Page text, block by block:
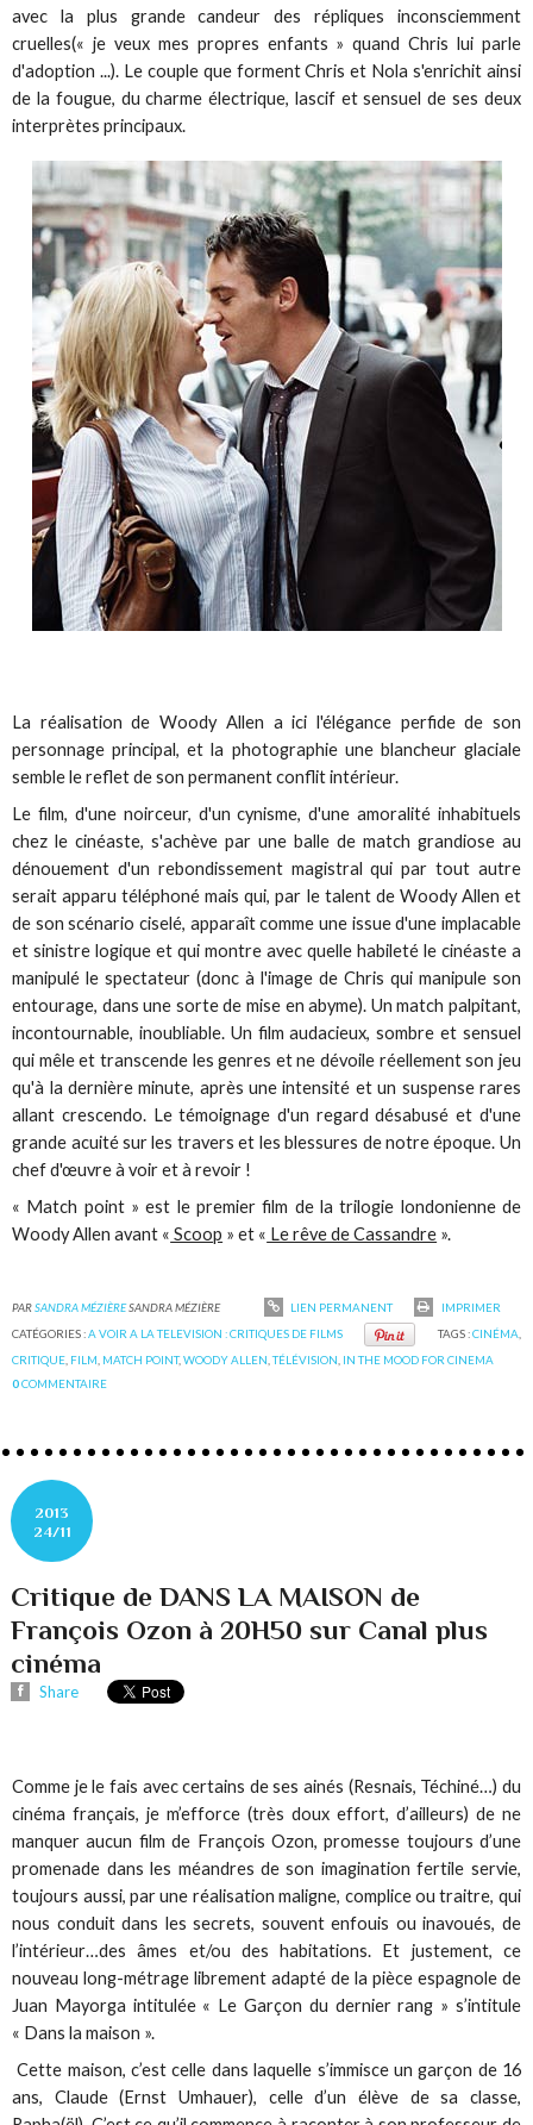
avec la plus grande candeur des répliques inconsciemment
cruelles(« je veux mes propres enfants » quand Chris lui parle
d'adoption ...). Le couple que forment Chris et Nola s'enrichit ainsi
de la fougue, du charme électrique, lascif et sensuel de ses deux
interprètes principaux.
La réalisation de Woody Allen a ici l'élégance perfide de son
personnage principal, et la photographie une blancheur glaciale
semble le reflet de son permanent conflit intérieur.
Le film, d'une noirceur, d'un cynisme, d'une amoralité inhabituels
chez le cinéaste, s'achève par une balle de match grandiose au
dénouement d'un rebondissement magistral qui par tout autre
serait apparu téléphoné mais qui, par le talent de Woody Allen et
de son scénario ciselé, apparaît comme une issue d'une implacable
et sinistre logique et qui montre avec quelle habileté le cinéaste a
manipulé le spectateur (donc à l'image de Chris qui manipule son
entourage, dans une sorte de mise en abyme). Un match palpitant,
incontournable, inoubliable. Un film audacieux, sombre et sensuel
qui mêle et transcende les genres et ne dévoile réellement son jeu
qu'à la dernière minute, après une intensité et un suspense rares
allant crescendo. Le témoignage d'un regard désabusé et d'une
grande acuité sur les travers et les blessures de notre époque. Un
chef d'œuvre à voir et à revoir !
« Match point » est le premier film de la trilogie londonienne de
Woody Allen avant « Scoop » et « Le rêve de Cassandre ».
PARSANDRA MÉZIÈRESANDRA MÉZIÈRE LIEN PERMANENT
IMPRIMER
CATÉGORIES :A VOIR A LA TELEVISION : CRITIQUES DE FILMS TAGS :CINÉMA
CRITIQUE FILM MATCH POINT,WOODY ALLEN ,TÉLÉVISION IN THE MOOD FOR CINEMA
0COMMENTAIRE
2013
24/11
Critique de DANS LA MAISON de
François Ozon à 20H50 sur Canal plus
cinéma
Share
Comme je le fais avec certains de ses ainés (Resnais, Téchiné…) du
cinéma français, je m’efforce (très doux effort, d’ailleurs) de ne
manquer aucun film de François Ozon, promesse toujours d’une
promenade dans les méandres de son imagination fertile servie,
toujours aussi, par une réalisation maligne, complice ou traitre, qui
nous conduit dans les secrets, souvent enfouis ou inavoués, de
l’intérieur…des âmes et/ou des habitations. Et justement, ce
nouveau long-métrage librement adapté de la pièce espagnole de
Juan Mayorga intitulée « Le Garçon du dernier rang » s’intitule
« Dans la maison ».
Cette maison, c’est celle dans laquelle s’immisce un garçon de 16
ans, Claude (Ernst Umhauer), celle d’un élève de sa classe,